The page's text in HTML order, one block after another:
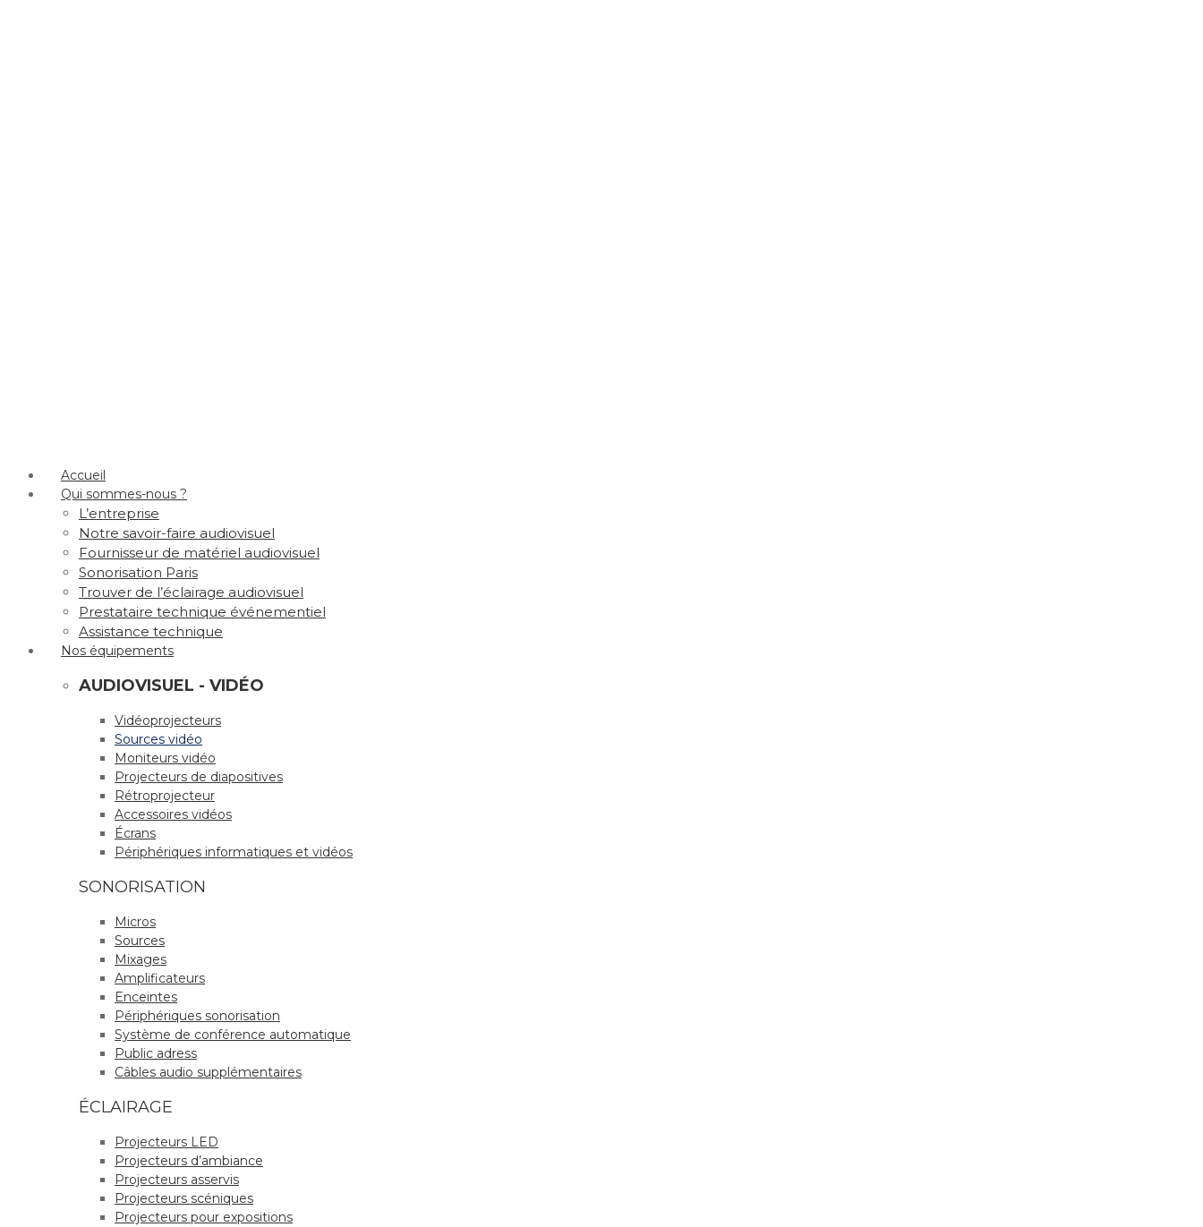
Accueil
Qui sommes-nous ?
L’entreprise
Notre savoir-faire audiovisuel
Fournisseur de matériel audiovisuel
Sonorisation Paris
Trouver de l’éclairage audiovisuel
Prestataire technique événementiel
Assistance technique
Nos équipements
AUDIOVISUEL - VIDÉO
Vidéoprojecteurs
Sources vidéo
Moniteurs vidéo
Projecteurs de diapositives
Rétroprojecteur
Accessoires vidéos
Écrans
Périphériques informatiques et vidéos
SONORISATION
Micros
Sources
Mixages
Amplificateurs
Enceintes
Périphériques sonorisation
Système de conférence automatique
Public adress
Câbles audio supplémentaires
ÉCLAIRAGE
Projecteurs LED
Projecteurs d’ambiance
Projecteurs asservis
Projecteurs scéniques
Projecteurs pour expositions